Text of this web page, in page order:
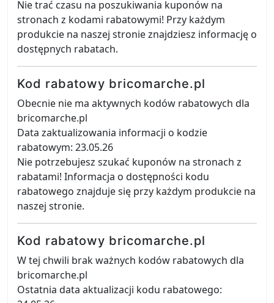
Nie trać czasu na poszukiwania kuponów na
stronach z kodami rabatowymi! Przy każdym
produkcie na naszej stronie znajdziesz informację o
dostępnych rabatach.
Kod rabatowy bricomarche.pl
Obecnie nie ma aktywnych kodów rabatowych dla
bricomarche.pl
Data zaktualizowania informacji o kodzie
rabatowym: 23.05.26
Nie potrzebujesz szukać kuponów na stronach z
rabatami! Informacja o dostępności kodu
rabatowego znajduje się przy każdym produkcie na
naszej stronie.
Kod rabatowy bricomarche.pl
W tej chwili brak ważnych kodów rabatowych dla
bricomarche.pl
Ostatnia data aktualizacji kodu rabatowego: